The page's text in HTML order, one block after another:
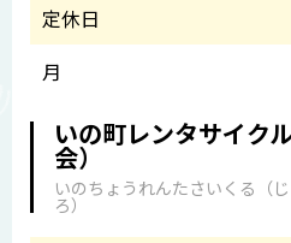
定休日
月
いの町レンタサイク
会）
いのちょうれんたさいくる（
ろ）